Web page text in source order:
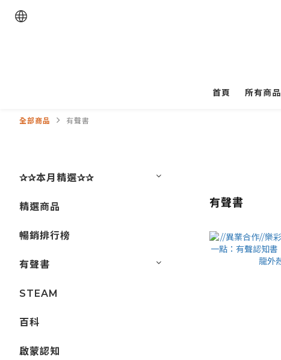
首頁 所有商品
全部商品 有聲書
✰✰本月精選✰✰
精選商品
暢銷排行榜
有聲書
STEAM
百科
啟蒙認知
有聲書